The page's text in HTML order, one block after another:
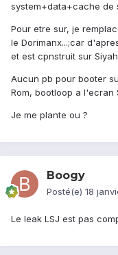
system+data+cache de
Pour etre sur, je
le Dorimanx...;car
et est cpnstruit sur
Aucun pb pour booter
Rom, bootloop a l'ecran
Je me plante ou ?
Boogy
Posté(e) 18
Le leak LSJ est pas